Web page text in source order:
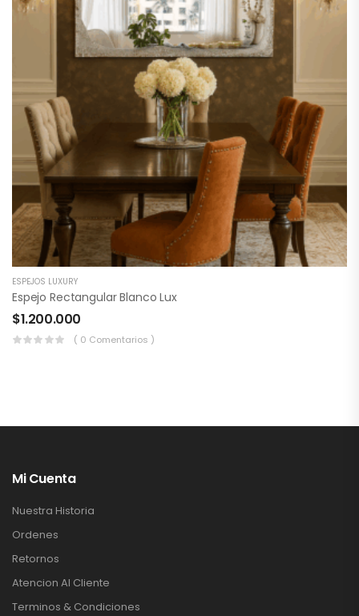
ESPEJOS LUXURY
Espejo Rectangular Blanco Lux
$1.200.000
( 0 Comentarios )
Mi Cuenta
Nuestra Historia
Ordenes
Retornos
Atencion Al Cliente
Terminos & Condiciones